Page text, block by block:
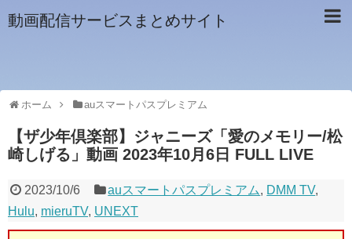
動画配信サービスまとめサイト
ホーム auスマートパスプレミアム
【ザ少年倶楽部】ジャニーズ「愛のメモリー/松
崎しげる」動画 2023年10月6日 FULL LIVE
2023/10/6 auスマートパスプレミアム, DMM TV,
Hulu, mieruTV, UNEXT